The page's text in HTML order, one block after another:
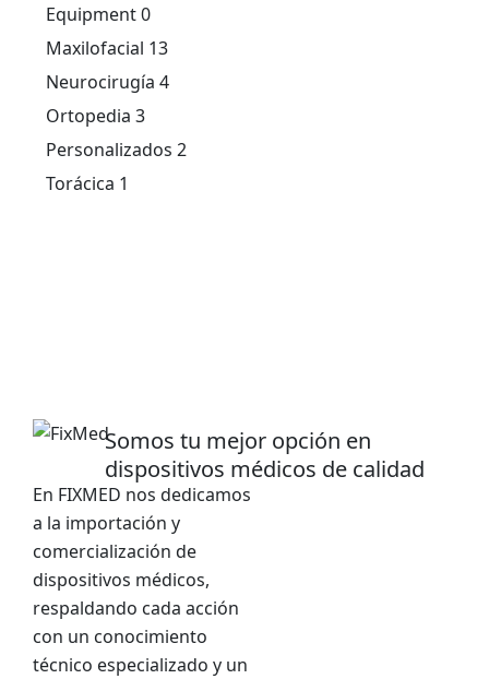
Equipment0
Maxilofacial 13
Neurocirugía 4
Ortopedia 3
Personalizados 2
Torácica 1
Somos tu mejor opción en
dispositivos médicos de calidad
En FIXMED nos dedicamos
a la importación y
comercialización de
dispositivos médicos,
respaldando cada acción
con un conocimiento
técnico especializado y un